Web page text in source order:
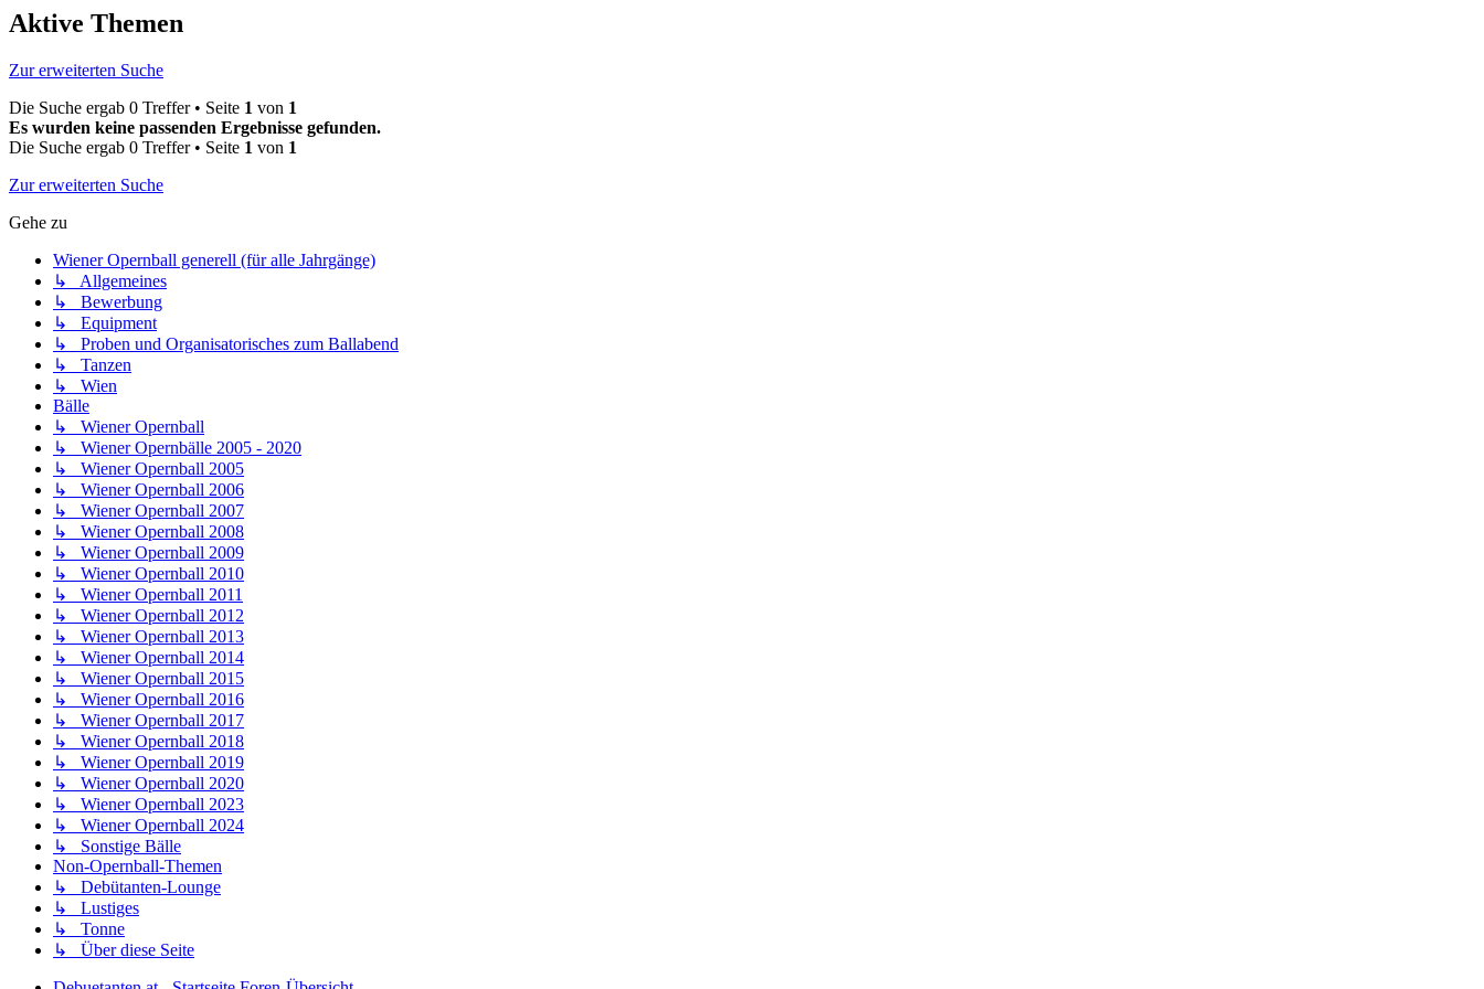
Aktive Themen
Zur erweiterten Suche
Die Suche ergab 0 Treffer • Seite 1 von 1
Es wurden keine passenden Ergebnisse gefunden.
Die Suche ergab 0 Treffer • Seite 1 von 1
Zur erweiterten Suche
Gehe zu
Wiener Opernball generell (für alle Jahrgänge)
↳ Allgemeines
↳ Bewerbung
↳ Equipment
↳ Proben und Organisatorisches zum Ballabend
↳ Tanzen
↳ Wien
Bälle
↳ Wiener Opernball
↳ Wiener Opernbälle 2005 - 2020
↳ Wiener Opernball 2005
↳ Wiener Opernball 2006
↳ Wiener Opernball 2007
↳ Wiener Opernball 2008
↳ Wiener Opernball 2009
↳ Wiener Opernball 2010
↳ Wiener Opernball 2011
↳ Wiener Opernball 2012
↳ Wiener Opernball 2013
↳ Wiener Opernball 2014
↳ Wiener Opernball 2015
↳ Wiener Opernball 2016
↳ Wiener Opernball 2017
↳ Wiener Opernball 2018
↳ Wiener Opernball 2019
↳ Wiener Opernball 2020
↳ Wiener Opernball 2023
↳ Wiener Opernball 2024
↳ Sonstige Bälle
Non-Opernball-Themen
↳ Debütanten-Lounge
↳ Lustiges
↳ Tonne
↳ Über diese Seite